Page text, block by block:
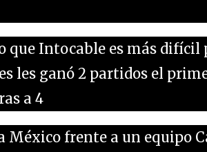
que Intocable es más difícil
les ganó 2 partidos el
a 4
México frente a un equipo